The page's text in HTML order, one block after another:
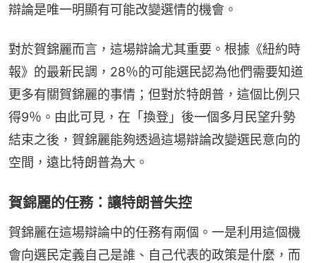
辯論是唯一明顯有可能改變選情的機會。
對於賀錦麗而言，這場辯論尤其重要。根據《紐約時
報》的最新民調，28％的可能選民認為他們需要知道
更多有關賀錦麗的事情；但對於特朗普，這個比例只
得9％。由此可見，在「換登」後一個多月民望升勢
結束之後，賀錦麗能夠透過這場辯論改變選民意向的
空間，遠比特朗普為大。
賀錦麗的任務：讓特朗普失控
賀錦麗在這場辯論中的任務有兩個。一是利用這個機
會向選民定義自己是誰、自己代表的政策是什麼，而